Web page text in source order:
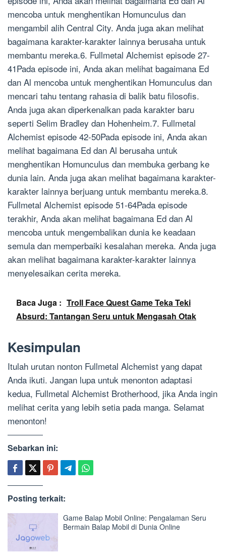
mencoba untuk menghentikan Homunculus dan
mengambil alih Central City. Anda juga akan melihat
bagaimana karakter-karakter lainnya berusaha untuk
membantu mereka.6. Fullmetal Alchemist episode 27-
41Pada episode ini, Anda akan melihat bagaimana Ed
dan Al mencoba untuk menghentikan Homunculus dan
mencari tahu tentang rahasia di balik batu filosofis.
Anda juga akan diperkenalkan pada karakter baru
seperti Selim Bradley dan Hohenheim.7. Fullmetal
Alchemist episode 42-50Pada episode ini, Anda akan
melihat bagaimana Ed dan Al berusaha untuk
menghentikan Homunculus dan membuka gerbang ke
dunia lain. Anda juga akan melihat bagaimana karakter-
karakter lainnya berjuang untuk membantu mereka.8.
Fullmetal Alchemist episode 51-64Pada episode
terakhir, Anda akan melihat bagaimana Ed dan Al
mencoba untuk mengembalikan dunia ke keadaan
semula dan memperbaiki kesalahan mereka. Anda juga
akan melihat bagaimana karakter-karakter lainnya
menyelesaikan cerita mereka.
Baca Juga : Troll Face Quest Game Teka Teki
Absurd: Tantangan Seru untuk Mengasah Otak
Kesimpulan
Itulah urutan nonton Fullmetal Alchemist yang dapat
Anda ikuti. Jangan lupa untuk menonton adaptasi
kedua, Fullmetal Alchemist Brotherhood, jika Anda ingin
melihat cerita yang lebih setia pada manga. Selamat
menonton!
Sebarkan ini:
Posting terkait:
Game Balap Mobil Online: Pengalaman Seru
Bermain Balap Mobil di Dunia Online